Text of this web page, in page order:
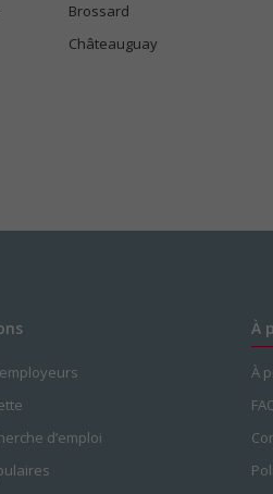
Brossard
Châteauguay
d’emploi
À
À